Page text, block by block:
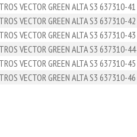
VECTOR GREEN ALTA S3 637310-41
VECTOR GREEN ALTA S3 637310-42
VECTOR GREEN ALTA S3 637310-43
VECTOR GREEN ALTA S3 637310-44
VECTOR GREEN ALTA S3 637310-45
VECTOR GREEN ALTA S3 637310-46